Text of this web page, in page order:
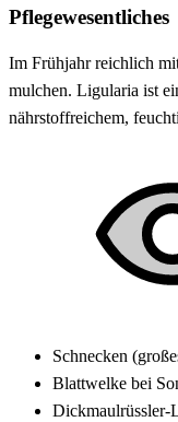
Pflegewesentliches
Im Frühjahr reichlich
mulchen. Ligularia ist
nährstoffreichem,
Schnecken
Blattwelke bei
Dickmaulrüssler-